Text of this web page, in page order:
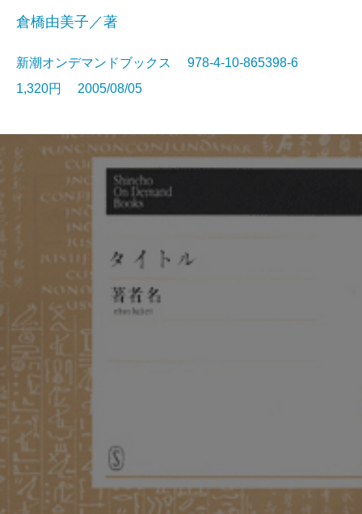
倉橋由美子／著
新潮オンデマンドブックス 978-4-10-865398-6
1,320円 2005/08/05